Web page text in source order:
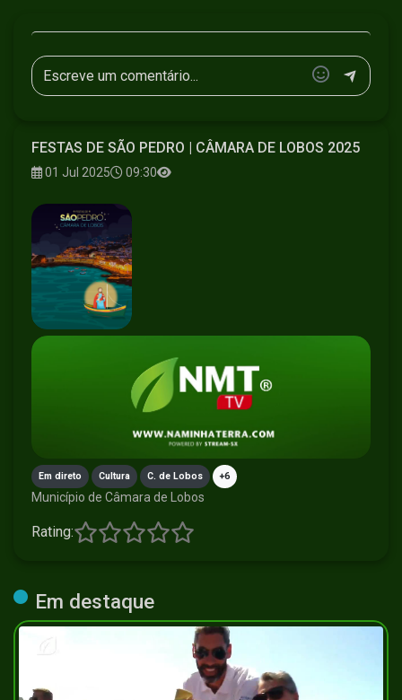
FESTAS DE SÃO PEDRO | CÂMARA DE LOBOS 2025
01 Jul 2025 09:30
Em direto Cultura C. de Lobos +6
Município de Câmara de Lobos
Rating:
Em destaque